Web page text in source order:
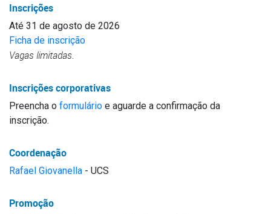
Inscrições
Até 31 de agosto de 2026
Ficha de inscrição
Vagas limitadas.
Inscrições corporativas
Preencha o formulário e aguarde a confirmação da
inscrição.
Coordenação
Rafael Giovanella - UCS
Promoção